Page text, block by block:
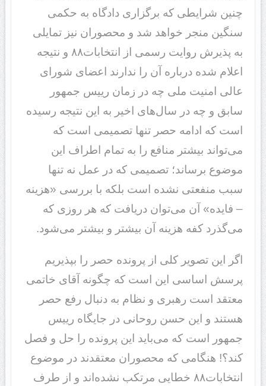
چنین شرایطی که برگزاری دادگاه به حکمی
سنگین منجر خواهد شد و محصوران نیز تمایلی
به پذیرش روایت رسمی از انتخابات۸۸ و نتیجه
اعلام شده درباره آن را ندارند اعضای شورای
عالی امنیت ملی چه در زمان رییس جمهور
سابق و چه در سال‌های اخیر به این نتیجه رسیده
است که ادامه حصر تنها تصمیمی است که
می‌تواند بیشتر منافع را به تمام اطراف این
موضوع برساند؛ تصمیمی که در عمل نه تنها
سبب منفعتی نشده است بلکه با بررسی «هزینه
– فایده» آن می‌توان دریافت که هر روزی که
می‌گذرد کفه هزینه آن بیشتر و بیشتر می‌شود.
اگر این تصویر کلی از پرونده حصر را بپذیریم
پرسش اساسی این است که چگونه آقای خاتمی
معتقد است رهبری و نظام به دنبال رفع حصر
هستند و این حسن روحانی در جایگاه رییس
جمهور است که می‌باید این پرونده را حل و فصل
کند؟‌! هنگامی که محصوران معتقدند در موضوع
انتخابات۸۸ خطایی مرتکب نشده‌اند و از طرف